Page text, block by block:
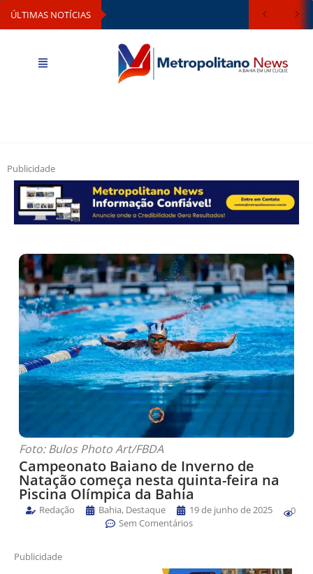
ÚLTIMAS NOTÍCIAS
Publicidade
Foto: Bulos Photo Art/FBDA
Campeonato Baiano de Inverno de
Natação começa nesta quinta-feira na
Piscina Olímpica da Bahia
Redação Bahia, Destaque
19 de junho de 2025
Sem Comentários
0
Publicidade